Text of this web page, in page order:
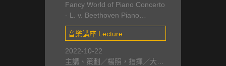
界」I—貝多芬的第6首鋼
琴協奏曲？！
Fancy World of Piano Concerto
- L. v. Beethoven Piano
Concerto in D Major after the
Violin Concerto, Op. 61
音樂講座 Lecture
2022-10-22
主講、策劃／楊照，指揮／大